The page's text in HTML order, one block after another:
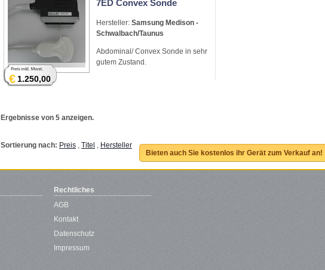
7ED Convex Sonde
Hersteller: Samsung Medison -
Schwalbach/Taunus
Abdominal/ Convex Sonde in sehr
gutem Zustand.
€1.250,00
Ergebnisse von 5 anzeigen.
Sortierung nach: Preis , Titel , Hersteller
Bieten auch Sie kostenlos ihr Gerät zum Verkauf an!
Rechtliches
AGB
Kontakt
Datenschutz
Impressum